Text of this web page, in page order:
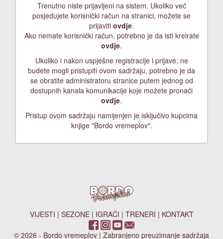
Trenutno niste prijavljeni na sistem. Ukoliko već
posjedujete korisnički račun na stranici, možete se
prijaviti ovdje.
Ako nemate korisnički račun, potrebno je da isti kreirate
ovdje.
Ukoliko i nakon uspješne registracije i prijave, ne
budete mogli pristupiti ovom sadržaju, potrebno je da
se obratite administratoru stranice putem jednog od
dostupnih kanala komunikacije koje možete pronaći
ovdje.
Pristup ovom sadržaju namijenjen je isključivo kupcima
knjige "Bordo vremeplov".
VIJESTI | SEZONE| IGRAČI | TRENERI | KONTAKT
© 2026 - Bordo vremeplov | Zabranjeno preuzimanje sadržaja